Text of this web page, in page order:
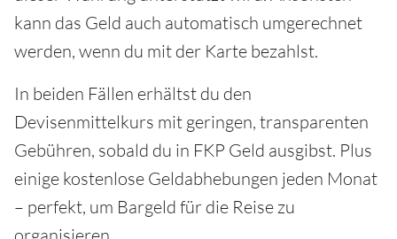
kann das Geld auch automatisch umgerechnet
werden, wenn du mit der Karte bezahlst.
In beiden Fällen erhältst du den
Devisenmittelkurs mit geringen, transparenten
Gebühren, sobald du in FKP Geld ausgibst. Plus
einige kostenlose Geldabhebungen jeden Monat
– perfekt, um Bargeld für die Reise zu